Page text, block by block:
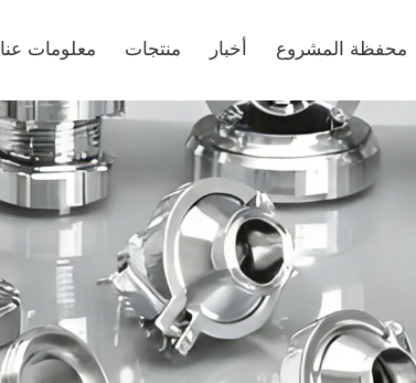
معلومات عنا منتجات أخبار محفظة المشروع